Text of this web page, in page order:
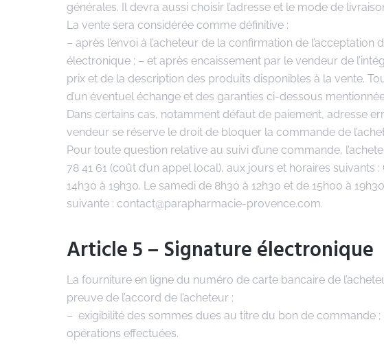
générales. Il devra aussi choisir l’adresse et le mode de
La vente sera considérée comme définitive :
– après l’envoi à l’acheteur de la confirmation de
électronique ; – et après encaissement par le vendeur de
prix et de la description des produits disponibles à la vente.
d’un éventuel échange et des garanties ci-dessous
Dans certains cas, notamment défaut de paiement, adresse
vendeur se réserve le droit de bloquer la commande de
Pour toute question relative au suivi d’une commande,
78 41 61 (coût d’un appel local), aux jours et horaires
14h30 à 19h30. Le samedi de 8h30 à 12h30 et de 15h00 à
suivante : contact@parapharmacie-provence.com.
Article 5 – Signature électronique
La fourniture en ligne du numéro de carte bancaire de
preuve de l’accord de l’acheteur :
– exigibilité des sommes dues au titre du bon de commande
opérations effectuées.